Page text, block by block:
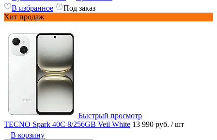
В избранное
Под заказ
Хит продаж
Быстрый просмотр
TECNO Spark 40C 8/256GB Veil White 13 990 руб. / шт
В корзину